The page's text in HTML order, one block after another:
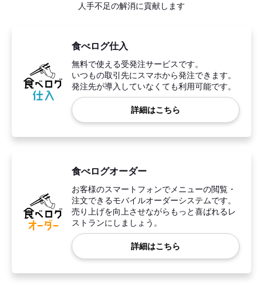
人手不足の解消に貢献します
食べログ仕入
無料で使える受発注サービスです。
いつもの取引先にスマホから発注できます。
発注先が導入していなくても利用可能です。
詳細はこちら
食べログオーダー
お客様のスマートフォンでメニューの閲覧・
注文できるモバイルオーダーシステムです。
売り上げを向上させながらもっと喜ばれるレ
ストランにしましょう。
詳細はこちら